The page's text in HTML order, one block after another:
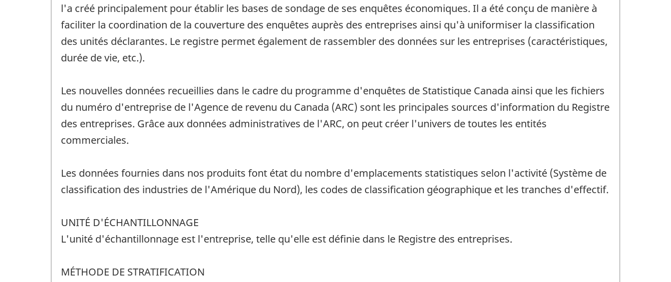
l'a créé principalement pour établir les bases de sondage de ses enquêtes économiques. Il a été conçu de manière à
faciliter la coordination de la couverture des enquêtes auprès des entreprises ainsi qu'à uniformiser la classification
des unités déclarantes. Le registre permet également de rassembler des données sur les entreprises (caractéristiques,
durée de vie, etc.).
Les nouvelles données recueillies dans le cadre du programme d'enquêtes de Statistique Canada ainsi que les fichiers
du numéro d'entreprise de l'Agence de revenu du Canada (ARC) sont les principales sources d'information du Registre
des entreprises. Grâce aux données administratives de l'ARC, on peut créer l'univers de toutes les entités
commerciales.
Les données fournies dans nos produits font état du nombre d'emplacements statistiques selon l'activité (Système de
classification des industries de l'Amérique du Nord), les codes de classification géographique et les tranches d'effectif.
UNITÉ D'ÉCHANTILLONNAGE
L'unité d'échantillonnage est l'entreprise, telle qu'elle est définie dans le Registre des entreprises.
MÉTHODE DE STRATIFICATION